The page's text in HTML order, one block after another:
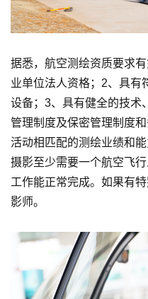
据悉，航空测绘资质要求
业单位法人资格；2、具有
设备；3、具有健全的技术
管理制度及保密管理制度
活动相匹配的测绘业绩和
摄影至少需要一个航空飞
工作能正常完成。如果有
影师。